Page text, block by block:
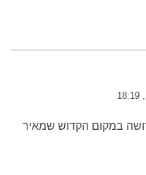
במקום הקדוש שמאיר